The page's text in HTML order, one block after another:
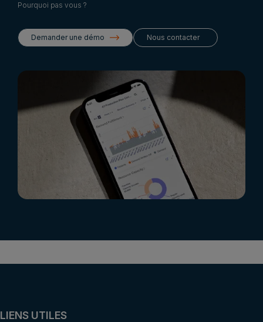
Pourquoi pas vous ?
Demander une démo Nous contacter
LIENS UTILES